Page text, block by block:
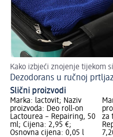
Kako izbjeći znojenje tijekom
Dezodorans u ručnoj
Slični proizvodi
Marka: lactovit; Naziv
proizvoda: Deo roll-on
Lactourea – Repairing, 50
ml; Cijena: 2,95 €;
Osnovna cijena: 0,05 l
za